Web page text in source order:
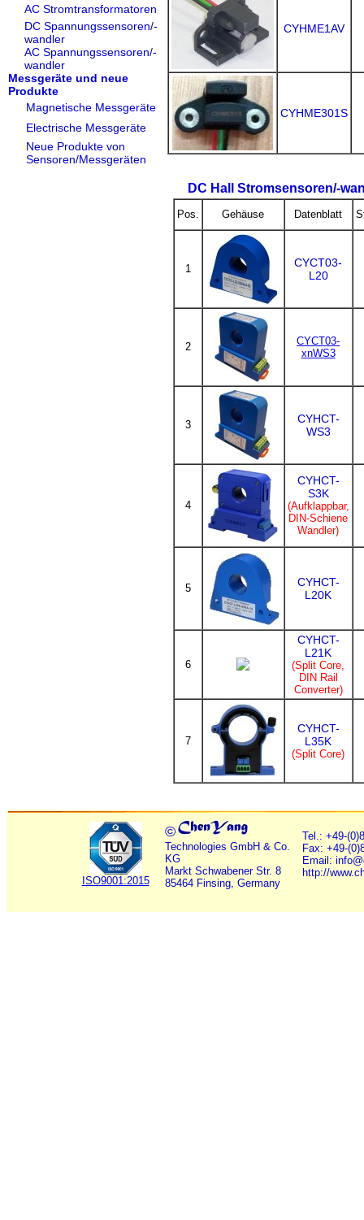
AC Stromtransformatoren
DC Spannungssensoren/-
wandler
AC Spannungssensoren/-
wandler
Messgeräte und neue
Produkte
Magnetische Messgeräte
Electrische Messgeräte
Neue Produkte von
Sensoren/Messgeräten
CYHME1AV
CYHME301S
DC Hall Stromsensoren/-
Pos. Gehäuse Datenblatt
1
CYCT03-
L20
2
CYCT03-
xnWS3
3
CYHCT-
WS3
4
CYHCT-
S3K
(Aufklappbar,
DIN-Schiene
Wandler)
5
CYHCT-
L20K
6
CYHCT-
L21K
(Split Core,
DIN Rail
Converter)
7
CYHCT-
L35K
(Split Core)
ISO9001:2015
©
Technologies GmbH & Co.
KG
Markt Schwabener Str. 8
85464 Finsing, Germany
Tel.: +49-
Fax: +49-
Email:
http://